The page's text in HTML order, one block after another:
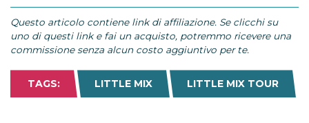
Questo articolo contiene link di affiliazione. Se clicchi su
uno di questi link e fai un acquisto, potremmo ricevere una
commissione senza alcun costo aggiuntivo per te.
TAGS: LITTLE MIX LITTLE MIX TOUR